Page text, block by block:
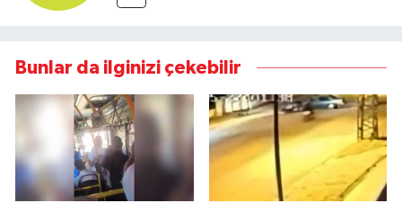
Bunlar da ilginizi çekebilir